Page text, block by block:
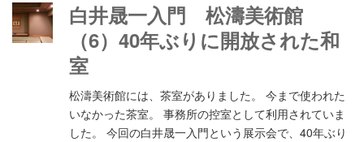
白井晟一入門 松濤美術館
（6）40年ぶりに開放された和
室
松濤美術館には、茶室がありました。 今まで使われた
いなかった茶室。 事務所の控室として利用されていま
した。 今回の白井晟一入門という展示会で、40年ぶり